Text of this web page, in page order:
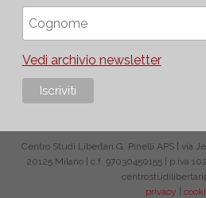
Vedi archivio newsletter
Centro Studi Libertari G. Pinelli APS | via
20125 Milano | c.f. 97030450155 | p.iva
privacy